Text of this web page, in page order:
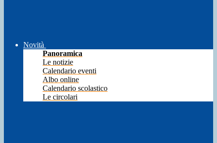
Novità
Panoramica
Le notizie
Calendario eventi
Albo online
Calendario scolastico
Le circolari